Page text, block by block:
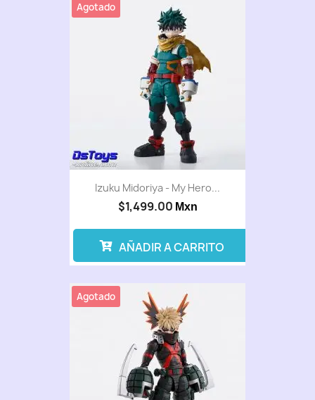
Izuku Midoriya - My Hero...
$1,499.00 Mxn
Agotado
AÑADIR A CARRITO
Agotado